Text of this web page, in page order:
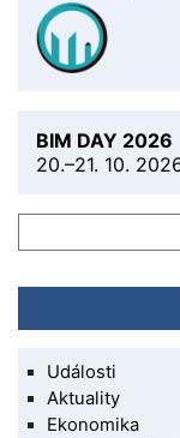
BIM DAY 2026
20.–21. 10.
Události
Aktuality
Ekonomika